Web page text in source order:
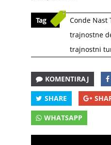
Tag Conde Nast
trajnostne
trajnostni
KOMENTIRAJ
SHARE
WHATSAPP